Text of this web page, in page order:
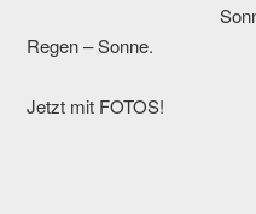
Regen – Sonne.
Jetzt mit FOTOS!